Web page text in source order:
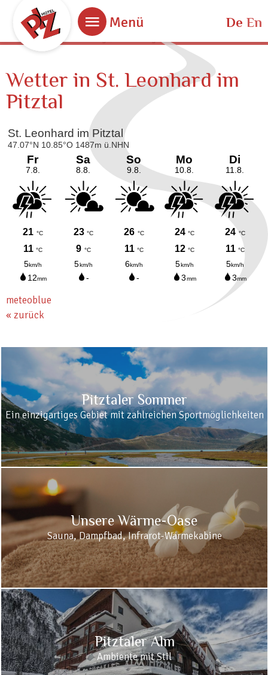
Menü De En
Bestpreisgarantie
Bei Buchung über unsere Website.
Wetter in St. Leonhard im
Pitztal
meteoblue
« zurück
Pitztaler Sommer
Ein einzigartiges Gebiet mit zahlreichen Sportmöglichkeiten
Unsere Wärme-Oase
Sauna, Dampfbad, Infrarot-Wärmekabine
Pitztaler Alm
Ambiente mit Stil